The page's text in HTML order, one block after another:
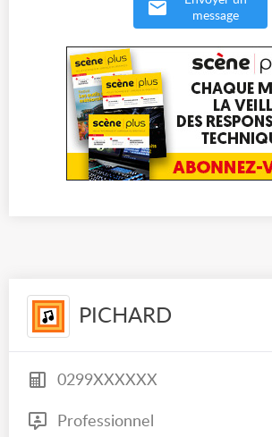
message
PICHARD
0299XXXXXX
Professionnel